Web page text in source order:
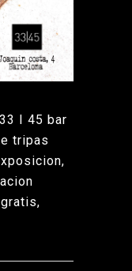
33 I 45 bar
tripas
,
,